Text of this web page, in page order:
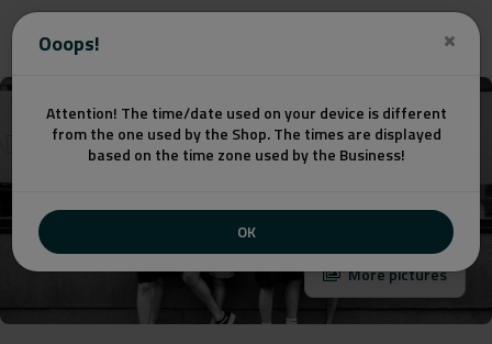
Ooops!
Attention! The time/date used on your device is different
from the one used by the Shop. The times are displayed
based on the time zone used by the Business!
OK
More pictures